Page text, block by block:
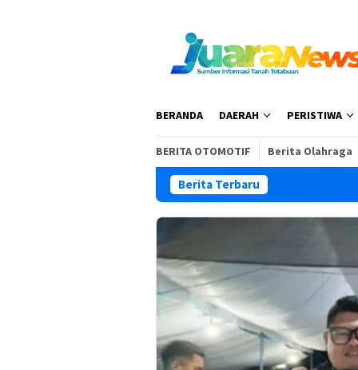
BERANDA DAERAH PERISTIWA
BERITA OTOMOTIF Berita Olahraga
Berita Terbaru